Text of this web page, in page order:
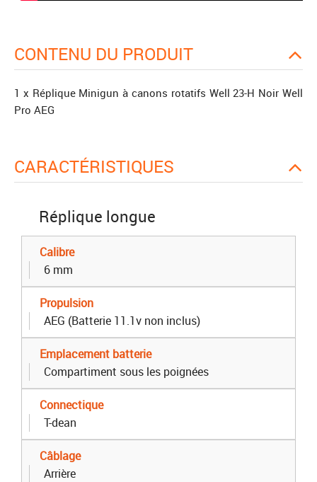
CONTENU DU PRODUIT
1 x Réplique Minigun à canons rotatifs Well 23-H Noir Well
Pro AEG
CARACTÉRISTIQUES
Réplique longue
Calibre
6 mm
Propulsion
AEG (Batterie 11.1v non inclus)
Emplacement batterie
Compartiment sous les poignées
Connectique
T-dean
Câblage
Arrière